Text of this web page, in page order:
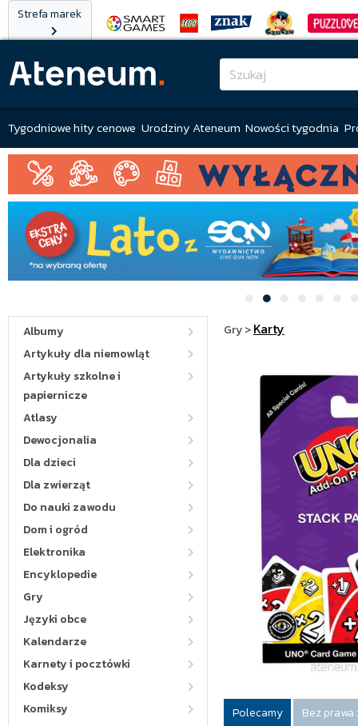
Strefa marek
Tygodniowe hity cenowe Urodziny Ateneum Nowości tygodnia
Albumy
Artykuły dla niemowląt
Artykuły szkolne i
papiernicze
Atlasy
Dewocjonalia
Dla dzieci
Dla zwierząt
Do nauki zawodu
Dom i ogród
Elektronika
Encyklopedie
Gry
Języki obce
Kalendarze
Karnety i pocztówki
Kodeksy
Komiksy
Gry>Karty
Polecamy Bez